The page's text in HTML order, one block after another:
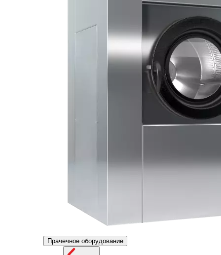
Прачечное оборудование